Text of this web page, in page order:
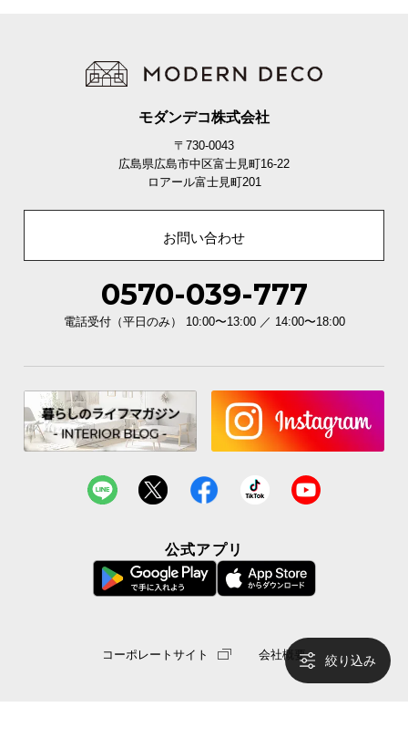
絞り込み
モダンデコ株式会社
〒730-0043
広島県広島市中区富士見町16-22
ロアール富士見町201
お問い合わせ
0570-039-777
電話受付（平日のみ） 10:00〜13:00 ／ 14:00〜18:00
公式アプリ
コーポレートサイト 会社概要